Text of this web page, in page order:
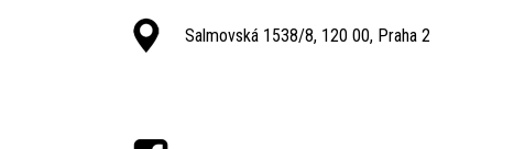
Salmovská 1538/8, 120 00, Praha 2